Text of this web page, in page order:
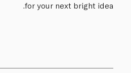
for your next bright idea.